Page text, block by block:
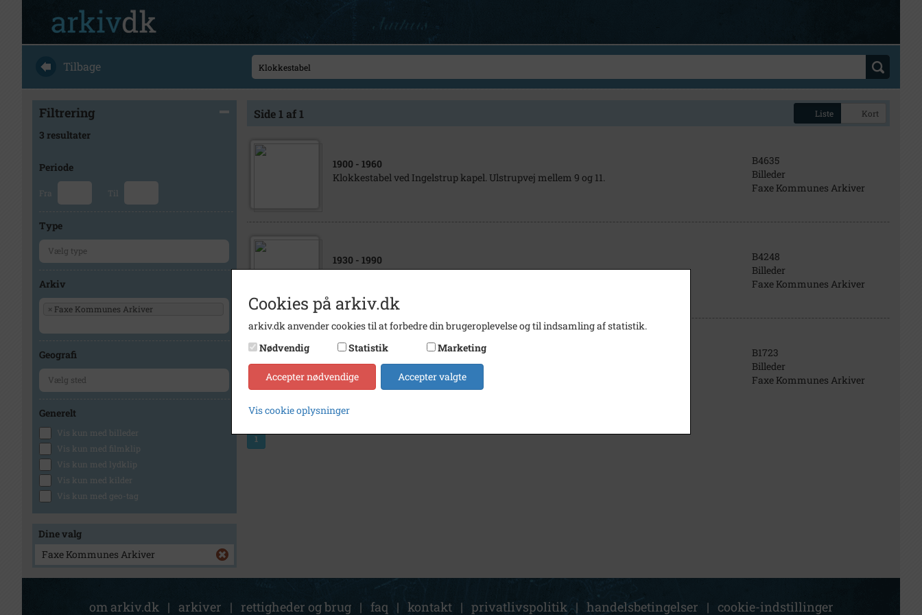
Tilbage
Filtrering
3 resultater
Periode
Fra Til
Type
Arkiv
× Faxe Kommunes Arkiver
Geografi
Generelt
Vis kun med billeder
Vis kun med filmklip
Vis kun med lydklip
Vis kun med kilder
Vis kun med geo-tag
Dine valg
Faxe Kommunes Arkiver
Side 1 af 1 Liste Kort
1900 - 1960
Klokkestabel ved Ingelstrup kapel. Ulstrupvej mellem 9 og 11.
B4635
Billeder
Faxe Kommunes Arkiver
1930 - 1990
Klokkestabel ved Ingelstrup Kapel, der er beliggende Ulstrupvej mellem 9 og 11.
B4248
Billeder
Faxe Kommunes Arkiver
1960- 1980
Ingelstrup kapel
B1723
Billeder
Faxe Kommunes Arkiver
1
om arkiv.dk | arkiver | rettigheder og brug | faq | kontakt | privatlivspolitik | handelsbetingelser | cookie-indstillinger
Cookies på arkiv.dk
arkiv.dk anvender cookies til at forbedre din brugeroplevelse og til indsamling af statistik.
Nødvendig
Statistik Marketing
Accepter nødvendige Accepter valgte
Vis cookie oplysninger